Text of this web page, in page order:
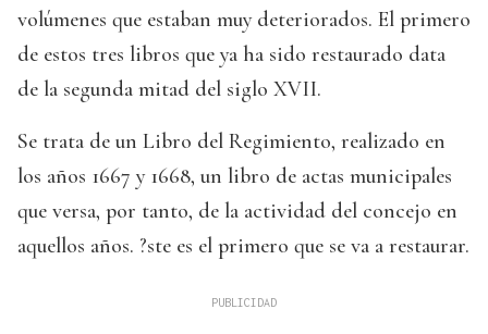
volúmenes que estaban muy deteriorados. El primero
de estos tres libros que ya ha sido restaurado data
de la segunda mitad del siglo XVII.
Se trata de un Libro del Regimiento, realizado en
los años 1667 y 1668, un libro de actas municipales
que versa, por tanto, de la actividad del concejo en
aquellos años. ?ste es el primero que se va a restaurar.